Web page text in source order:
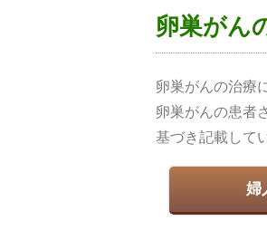
卵巣がん
卵巣がんの治療
卵巣がんの患者
基づき記載して
婦